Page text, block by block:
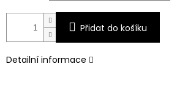
Přidat do košíku
Detailní informace